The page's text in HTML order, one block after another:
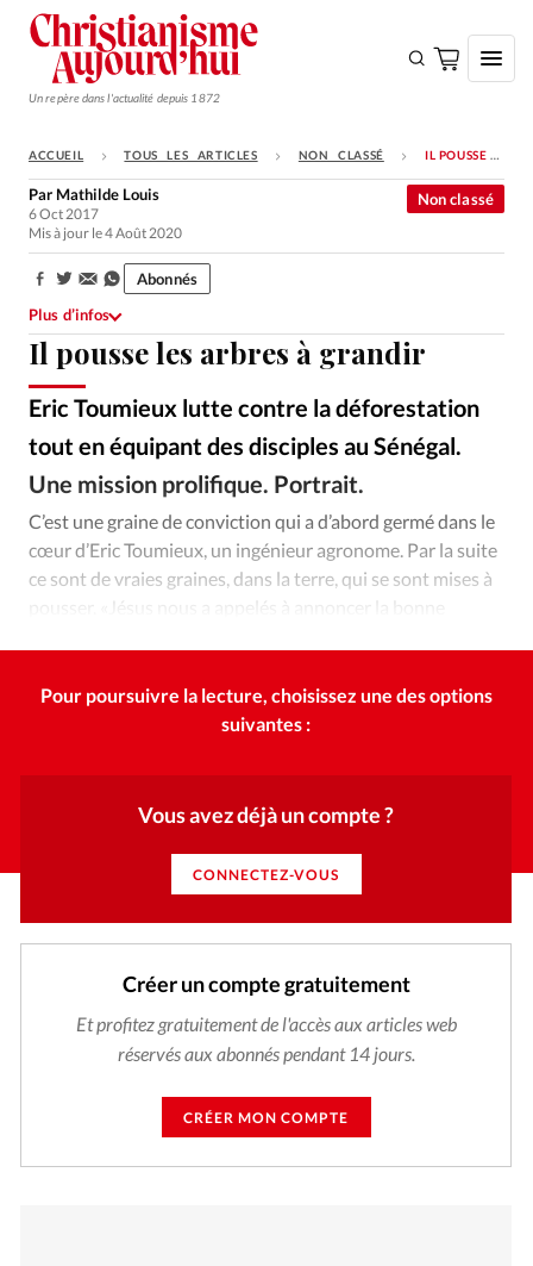
Un repère dans l'actualité depuis 1872
S'ABONNER
Monde
Opinions
Tous les articles
Faire un don
Emploi
Se connecter
Édition: Internationale
Devise:CHF
Tous les articles
Actualité chrétienne
Actualité internationale
Chronique
Culture
Foi Génération réveil
Vie Intérieure
ACCUEIL TOUS LES ARTICLES NON CLASSÉ IL POUSSE LES ARBRES À GRANDIR
Il pousse les arbres à grandir
Eric Toumieux lutte contre la déforestation
tout en équipant des disciples au Sénégal.
Une mission prolifique. Portrait.
Non classé
Par Mathilde Louis
6 Oct 2017
Mis à jour le 4 Août 2020
Partager:
Abonnés
Plus d’infos
C’est une graine de conviction qui a d’abord germé dans le
cœur d’Eric Toumieux, un ingénieur agronome. Par la suite
ce sont de vraies graines, dans la terre, qui se sont mises à
Pour poursuivre la lecture, choisissez une des options
suivantes :
Vous avez déjà un compte ?
CONNECTEZ-VOUS
Créer un compte gratuitement
Et profitez gratuitement de l'accès aux articles web
réservés aux abonnés pendant 14 jours.
CRÉER MON COMPTE